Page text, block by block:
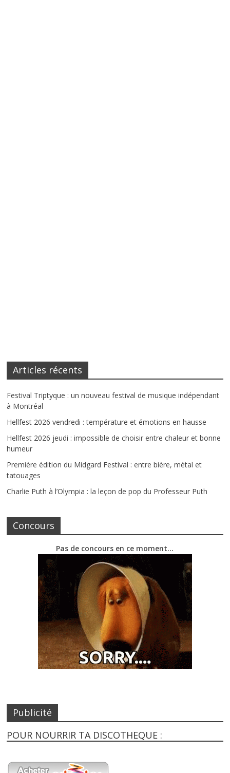
Articles récents
Festival Triptyque : un nouveau festival de musique indépendant
à Montréal
Hellfest 2026 vendredi : température et émotions en hausse
Hellfest 2026 jeudi : impossible de choisir entre chaleur et bonne
humeur
Première édition du Midgard Festival : entre bière, métal et
tatouages
Charlie Puth à l’Olympia : la leçon de pop du Professeur Puth
Concours
Pas de concours en ce moment…
Publicité
POUR NOURRIR TA DISCOTHEQUE :